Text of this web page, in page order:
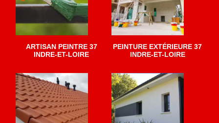
ARTISAN PEINTRE 37
INDRE-ET-LOIRE
PEINTURE EXTÉRIEURE 37
INDRE-ET-LOIRE